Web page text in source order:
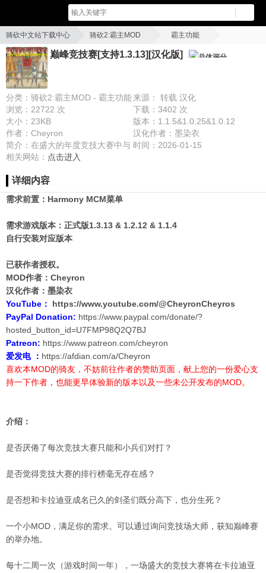
骑砍中文站下载中心 骑砍2:霸主MOD 霸主功能
巅峰竞技赛[支持1.3.13][汉化版] 总体评分
巅峰竞技赛[支持1.3.13][汉化版]
分类：骑砍2:霸主MOD - 霸主功能来源： 转载 汉化
浏览：22722 次
下载：3402 次
大小：23KB
版本：1.1.5&1.0.25&1.0.12
作者：Cheyron
汉化作者：墨染衣
简介：在盛大的年度竞技大赛中与
排名前16的战士们一较高下！
时间：2026-01-15
相关网站： 点击进入
详细内容
需求前置：Harmony MCM菜单
需求游戏版本：正式版1.3.13 & 1.2.12 & 1.1.4
自行安装对应版本
已获作者授权。
MOD作者：Cheyron
汉化作者：墨染衣
YouTube： https://www.youtube.com/@CheyronCheyros
PayPal Donation: https://www.paypal.com/donate/?
hosted_button_id=U7FMP98Q2Q7BJ
Patreon: https://www.patreon.com/cheyron
爱发电 ： https://afdian.com/a/Cheyron
喜欢本MOD的骑友，不妨前往作者的赞助页面，献上您的一份爱心支
持一下作者，也能更早体验新的版本以及一些未公开发布的MOD。
介绍：
是否厌倦了每次竞技大赛只能和小兵们对打？
是否觉得竞技大赛的排行榜毫无存在感？
是否想和卡拉迪亚成名已久的剑圣们既分高下，也分生死？
一个小MOD，满足你的需求。可以通过询问竞技场大师，获知巅峰赛
的举办地。
每十二周一次（游戏时间一年），一场盛大的竞技大赛将在卡拉迪亚